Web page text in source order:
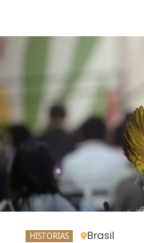
HISTORIAS Brasil